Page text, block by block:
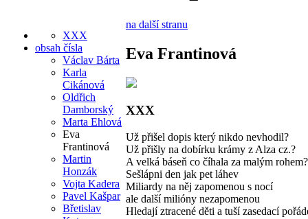
XXX
obsah čísla
Václav Bárta
Karla
Cikánová
Oldřich
Damborský
Marta Ehlová
Eva
Frantinová
Martin
Honzák
Vojta Kadera
Pavel Kašpar
Břetislav
na další stranu
Eva Frantinová
XXX
Už přišel dopis který nikdo nevhodil?
Už přišly na dobírku krámy z Alza cz.?
A velká báseň co číhala za malým rohem?
Sešlápni den jak pet láhev
Miliardy na něj zapomenou s nocí
ale další milióny nezapomenou
Hledají ztracené děti a tuší zasedací